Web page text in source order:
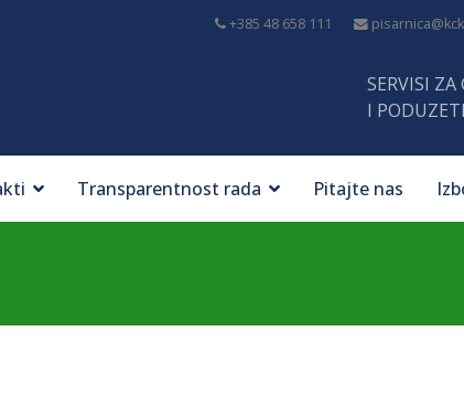
+385 48 658 111
SERVISI
I
Transparentnost rada Pitajte nas